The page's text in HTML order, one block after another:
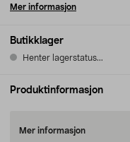
Butikklager
Henter lagerstatus...
Mer informasjon
Produktinformasjon
Mer informasjon